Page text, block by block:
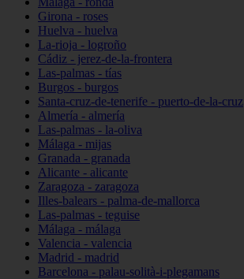
Girona - roses
Huelva - huelva
La-rioja - logroño
Cádiz - jerez-de-la-frontera
Las-palmas - tías
Burgos - burgos
Santa-cruz-de-tenerife - puerto-de-la-cruz
Almería - almería
Las-palmas - la-oliva
Málaga - mijas
Granada - granada
Alicante - alicante
Zaragoza - zaragoza
Illes-balears - palma-de-mallorca
Las-palmas - teguise
Málaga - málaga
Valencia - valencia
Madrid - madrid
Barcelona - palau-solità-i-plegamans